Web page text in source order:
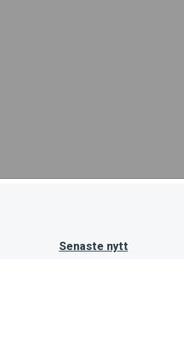
Senaste nytt